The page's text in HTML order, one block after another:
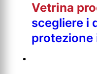
Vetrina
scegliere i
protezione